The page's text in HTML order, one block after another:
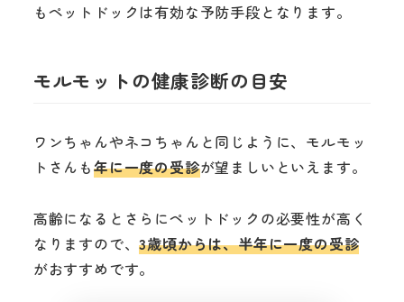
もペットドックは有効な予防手段となります。
モルモットの健康診断の目安
ワンちゃんやネコちゃんと同じように、モルモッ
トさんも年に一度の受診が望ましいといえます。
高齢になるとさらにペットドックの必要性が高く
なりますので、3歳頃からは、半年に一度の受診
がおすすめです。